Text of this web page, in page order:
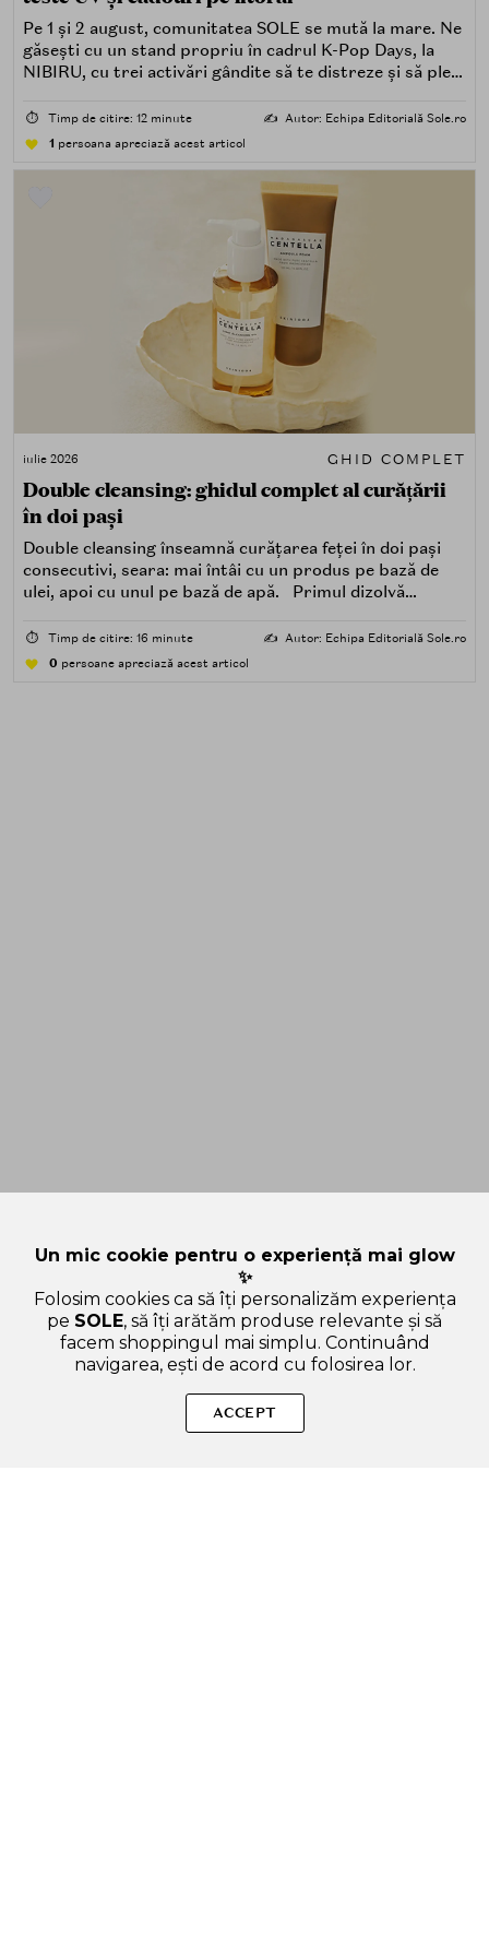
Pe 1 și 2 august, comunitatea SOLE se mută la mare. Ne
găsești cu un stand propriu în cadrul K-Pop Days, la
NIBIRU, cu trei activări gândite să te distreze și să pleci
⏱️ Timp de citire: 12 minute ✍️ Autor: Echipa Editorială Sole.ro
1 persoana apreciază acest articol
iulie 2026 GHID COMPLET
Double cleansing: ghidul complet al curățării
în doi pași
Double cleansing înseamnă curățarea feței în doi pași
consecutivi, seara: mai întâi cu un produs pe bază de
ulei, apoi cu unul pe bază de apă. Primul dizolvă
poluare. Al doilea îndepărtează impuritățile solubile în
⏱️ Timp de citire: 16 minute ✍️ Autor: Echipa Editorială Sole.ro
0 persoane apreciază acest articol
Wonder Releaf Centella Unscented Cream - crema de fata
formulata cu Centella Asiatica si Ceramida NP, care contribuie
Un mic cookie pentru o experiență mai glow
✨
Folosim cookies ca să îți personalizăm experiența
pe SOLE, să îți arătăm produse relevante și să
facem shoppingul mai simplu. Continuând
navigarea, ești de acord cu folosirea lor.
ACCEPT